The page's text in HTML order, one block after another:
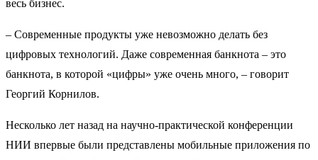
весь бизнес.
– Современные продукты уже невозможно делать без
цифровых технологий. Даже современная банкнота – это
банкнота, в которой «цифры» уже очень много, – говорит
Георгий Корнилов.
Несколько лет назад на научно-практической конференции
НИИ впервые были представлены мобильные приложения по